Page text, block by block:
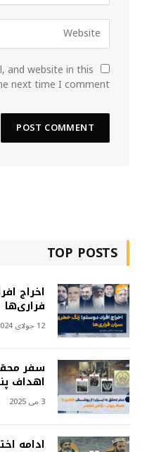
and website in this
next time I comment.
TOP POSTS
اخراج
فراری‌ها
12 جولای 2024
سفر
اهداف
3 می 2025
ادامه